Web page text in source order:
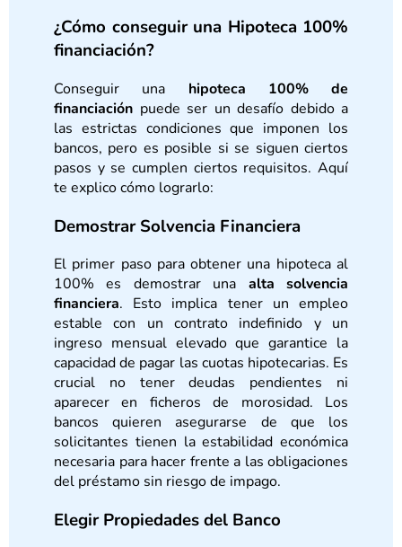
¿Cómo conseguir una Hipoteca 100%
financiación?
Conseguir una hipoteca 100% de
financiación puede ser un desafío debido a
las estrictas condiciones que imponen los
bancos, pero es posible si se siguen ciertos
pasos y se cumplen ciertos requisitos. Aquí
te explico cómo lograrlo:
Demostrar Solvencia Financiera
El primer paso para obtener una hipoteca al
100% es demostrar una alta solvencia
financiera. Esto implica tener un empleo
estable con un contrato indefinido y un
ingreso mensual elevado que garantice la
capacidad de pagar las cuotas hipotecarias. Es
crucial no tener deudas pendientes ni
aparecer en ficheros de morosidad. Los
bancos quieren asegurarse de que los
solicitantes tienen la estabilidad económica
necesaria para hacer frente a las obligaciones
del préstamo sin riesgo de impago.
Elegir Propiedades del Banco